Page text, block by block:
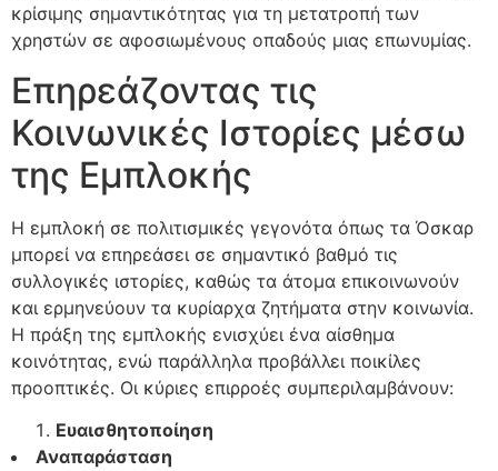
κρίσιμης σημαντικότητας για τη μετατροπή των
χρηστών σε αφοσιωμένους οπαδούς μιας επωνυμίας.
Επηρεάζοντας τις
Κοινωνικές Ιστορίες μέσω
της Εμπλοκής
Η εμπλοκή σε πολιτισμικές γεγονότα όπως τα Όσκαρ
μπορεί να επηρεάσει σε σημαντικό βαθμό τις
συλλογικές ιστορίες, καθώς τα άτομα επικοινωνούν
και ερμηνεύουν τα κυρίαρχα ζητήματα στην κοινωνία.
Η πράξη της εμπλοκής ενισχύει ένα αίσθημα
κοινότητας, ενώ παράλληλα προβάλλει ποικίλες
προοπτικές. Οι κύριες επιρροές συμπεριλαμβάνουν:
Ευαισθητοποίηση
Αναπαράσταση